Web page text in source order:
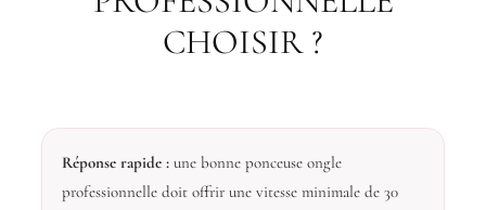
CHOISIR ?
Réponse rapide : une bonne ponceuse ongle
professionnelle doit offrir une vitesse minimale de 30